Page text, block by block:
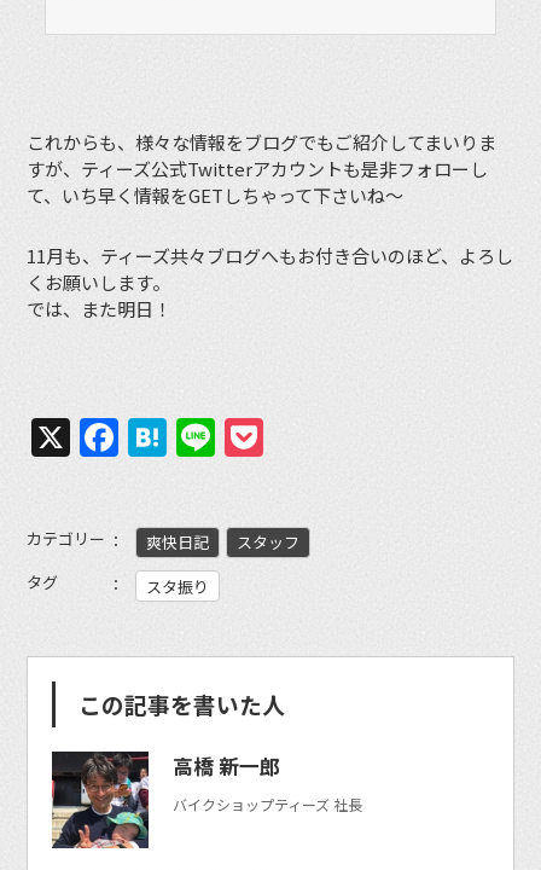
これからも、様々な情報をブログでもご紹介してまいりま
すが、ティーズ公式Twitterアカウントも是非フォローし
て、いち早く情報をGETしちゃって下さいね〜
11月も、ティーズ共々ブログへもお付き合いのほど、よろし
くお願いします。
では、また明日！
X Facebook
Hatena
Line
カテゴリー 爽快日記
スタッフ
タグ
スタ振り
この記事を書いた人
高橋 新一郎
バイクショップティーズ 社長